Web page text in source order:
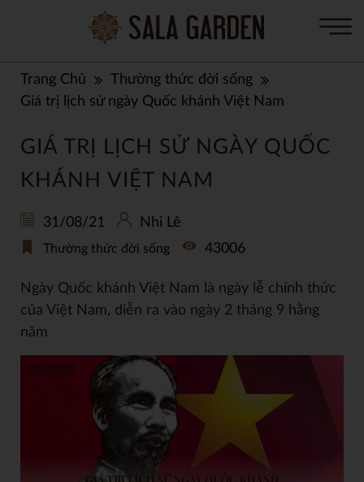
Trang Chủ
Thường thức đời sống
Giá trị lịch sử ngày Quốc khánh Việt Nam
GIÁ TRỊ LỊCH SỬ NGÀY QUỐC
KHÁNH VIỆT NAM
31/08/21 Nhi Lê
Thường thức đời sống 43006
Ngày Quốc khánh Việt Nam là ngày lễ chính thức
của Việt Nam, diễn ra vào ngày 2 tháng 9 hằng
năm